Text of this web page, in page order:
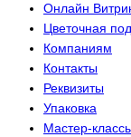
Онлайн
Цветочная
Компаниям
Контакты
Реквизиты
Упаковка
Мастер-